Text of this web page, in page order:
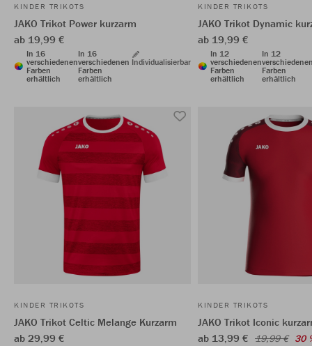
KINDER TRIKOTS
JAKO Trikot Power kurzarm
ab 19,99 €
In 16
verschiedenen
Farben
erhältlich
In 16
verschiedenen
Farben
erhältlich
Individualisierbar
KINDER TRIKOTS
JAKO Trikot Dynamic
ab 19,99 €
In 12
verschiedenen
Farben
erhältlich
In 12
Farben
erhältlich
KINDER TRIKOTS
JAKO Trikot Celtic Melange Kurzarm
ab 29,99 €
KINDER TRIKOTS
JAKO Trikot Iconic
ab 13,99 € 19,99 € 30